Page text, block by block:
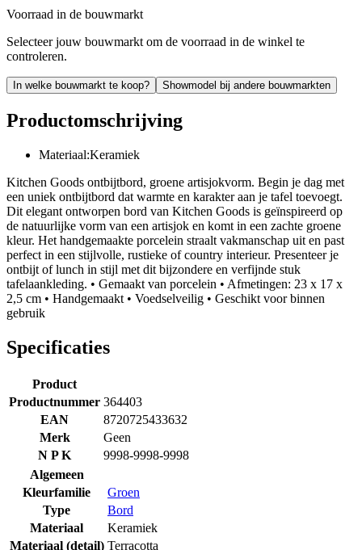
Voorraad in de bouwmarkt
Selecteer jouw bouwmarkt om de voorraad in de winkel te
controleren.
In welke bouwmarkt te koop? Showmodel bij andere bouwmarkten
Productomschrijving
Materiaal:Keramiek
Kitchen Goods ontbijtbord, groene artisjokvorm. Begin je dag met
een uniek ontbijtbord dat warmte en karakter aan je tafel toevoegt.
Dit elegant ontworpen bord van Kitchen Goods is geïnspireerd op
de natuurlijke vorm van een artisjok en komt in een zachte groene
kleur. Het handgemaakte porcelein straalt vakmanschap uit en past
perfect in een stijlvolle, rustieke of country interieur. Presenteer je
ontbijt of lunch in stijl met dit bijzondere en verfijnde stuk
tafelaankleding. • Gemaakt van porcelein • Afmetingen: 23 x 17 x
2,5 cm • Handgemaakt • Voedselveilig • Geschikt voor binnen
gebruik
Specificaties
Product
Productnummer 364403
EAN
8720725433632
Merk
Geen
N P K
9998-9998-9998
Algemeen
Kleurfamilie
Groen
Type
Bord
Materiaal
Keramiek
Materiaal (detail) Terracotta